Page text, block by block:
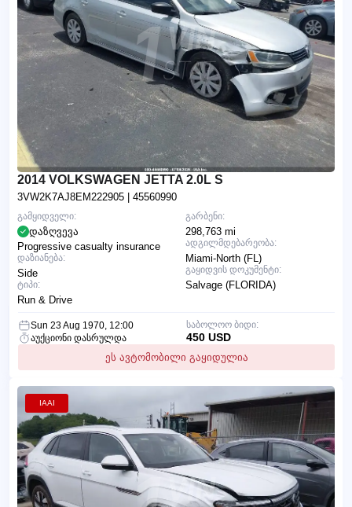
2014 VOLKSWAGEN JETTA 2.0L S
3VW2K7AJ8EM222905 | 45560990
გარბენი:
298,763 mi
ადგილმდებარეობა:
Miami-North (FL)
გაყიდვის დოკუმენტი:
Salvage (FLORIDA)
გამყიდველი:
დაზღვევა
Progressive casualty insurance
დაზიანება:
Side
ტიპი:
Run & Drive
Sun 23 Aug 1970, 12:00
აუქციონი დასრულდა
ეს ავტომობილი გაყიდულია
საბოლოო ბიდი:
450 USD
IAAI